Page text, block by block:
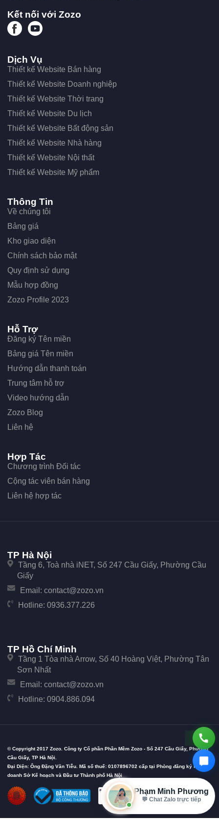
Kết nối với Zozo
Dịch Vụ
Thiết kế Website Bán hàng
Thiết kế Website Doanh nghiệp
Thiết kế Website Thời trang
Thiết kế Website Du lịch
Thiết kế Website Bất động sản
Thiết kế Website Nhà hàng
Thiết kế Website Nội thất
Thiết kế Website Mỹ phẩm
Thông Tin
Về chúng tôi
Bảng giá
Kho giao diện
Chính sách bảo mật
Quy định sử dụng
Mẫu hợp đồng
Zozo Profile 2023
Hỗ Trợ
Đăng ký Tên miền
Bảng giá Tên miền
Hướng dẫn thanh toán
Trung tâm hỗ trợ
Video hướng dẫn
Zozo Blog
Liên hệ
Hợp Tác
Chương trình Đối tác
Cộng tác viên bán hàng
Liên hệ hợp tác
TP Hà Nội
Tầng 6, Toà nhà iNET, Số 247 Cầu Giấy, Phường Cầu
Giấy
Email: contact@zozo.vn
Hotline: 0936.377.226
TP Hồ Chí Minh
Tầng 1 Tòa nhà Arrow, Số 40 Hoàng Việt, Phường Tân
Sơn Nhất
Email: contact@zozo.vn
Hotline: 0904.886.094
© Copyright 2017 Zozo. Công ty Cổ phần Phần Mềm Zozo - Số 247 Cầu Giấy, Phường
Cầu Giấy, TP Hà Nội.
Đại Diện: Ông Đặng Văn Tiễu. Mã số thuế: 0107896702 cấp tại Phòng đăng ký kinh
doanh Sở Kế hoạch và Đầu tư Thành phố Hà Nội
Phạm Minh Phương
💬 Chat Zalo trực tiếp